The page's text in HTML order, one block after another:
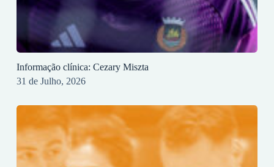
Informação clínica: Cezary Miszta
31 de Julho, 2026